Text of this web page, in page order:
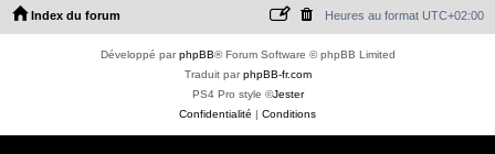
h
Index du forum Heures au format UTC+02:00
Développé parphpBB® Forum Software © phpBB Limited
Traduit parphpBB-fr.com
PS4 Pro style ©Jester
Confidentialité | Conditions